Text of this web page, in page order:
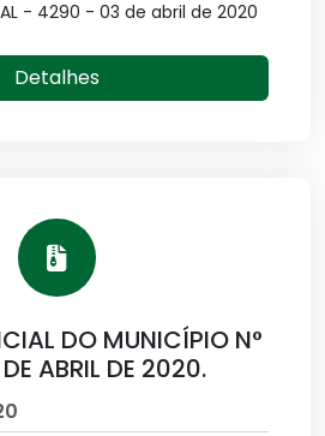
- 4290 - 03 de abril de 2020
Detalhes
DO MUNICÍPIO N°
ABRIL DE 2020.